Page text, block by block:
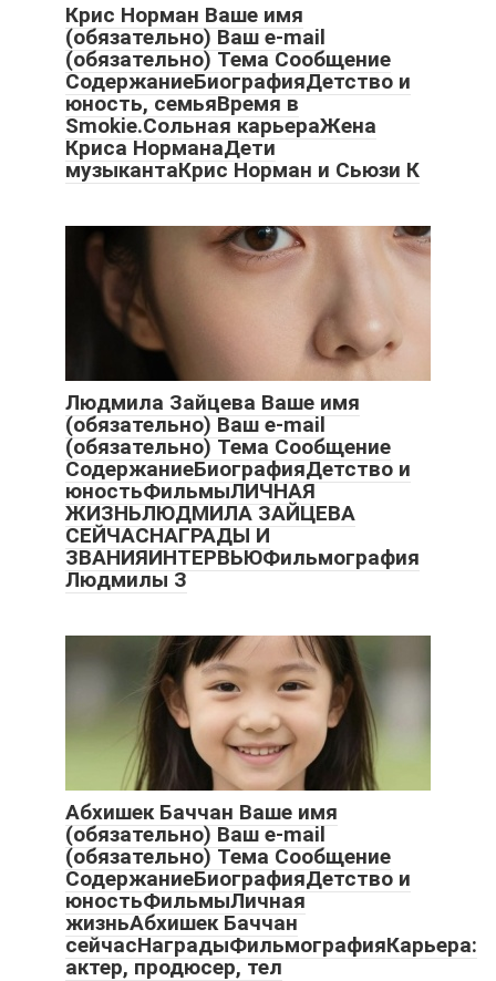
Крис Норман Ваше имя
(обязательно) Ваш e-mail
(обязательно) Тема Сообщение
СодержаниеБиографияДетство и
юность, семьяВремя в
Smokie.Сольная карьераЖена
Криса НорманаДети
музыкантаКрис Норман и Сьюзи К
Людмила Зайцева Ваше имя
(обязательно) Ваш e-mail
(обязательно) Тема Сообщение
СодержаниеБиографияДетство и
юностьФильмыЛИЧНАЯ
ЖИЗНЬЛЮДМИЛА ЗАЙЦЕВА
СЕЙЧАСНАГРАДЫ И
ЗВАНИЯИНТЕРВЬЮФильмография
Людмилы З
Абхишек Баччан Ваше имя
(обязательно) Ваш e-mail
(обязательно) Тема Сообщение
СодержаниеБиографияДетство и
юностьФильмыЛичная
жизньАбхишек Баччан
сейчасНаградыФильмографияКарьера:
актер, продюсер, тел